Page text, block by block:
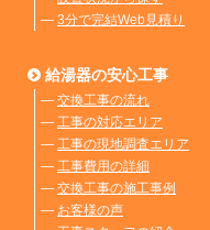
― 3分で完結Web見積り
給湯器の安心工事
― 交換工事の流れ
― 工事の対応エリア
― 工事の現地調査エリア
― 工事費用の詳細
― 交換工事の施工事例
― お客様の声